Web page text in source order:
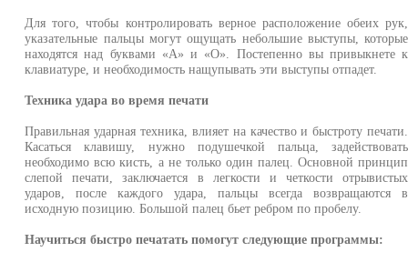
Для того, чтобы контролировать верное расположение обеих рук,
указательные пальцы могут ощущать небольшие выступы, которые
находятся над буквами «А» и «О». Постепенно вы привыкнете к
клавиатуре, и необходимость нащупывать эти выступы отпадет.
Техника удара во время печати
Правильная ударная техника, влияет на качество и быстроту печати.
Касаться клавишу, нужно подушечкой пальца, задействовать
необходимо всю кисть, а не только один палец. Основной принцип
слепой печати, заключается в легкости и четкости отрывистых
ударов, после каждого удара, пальцы всегда возвращаются в
исходную позицию. Большой палец бьет ребром по пробелу.
Научиться быстро печатать помогут следующие программы: